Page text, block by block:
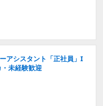
アシスタント「正社員」I
未経験歓迎